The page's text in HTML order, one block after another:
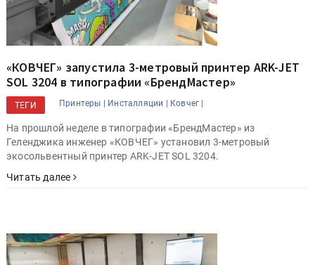
«КОВЧЕГ» запустила 3-метровый принтер ARK-JET
SOL 3204 в типографии «БрендМастер»
ТЕГИ Принтеры | Инсталляции | Ковчег |
На прошлой неделе в типографии «БрендМастер» из
Геленджика инженер «КОВЧЕГ» установил 3-метровый
экосольвентный принтер ARK-JET SOL 3204.
Читать далее